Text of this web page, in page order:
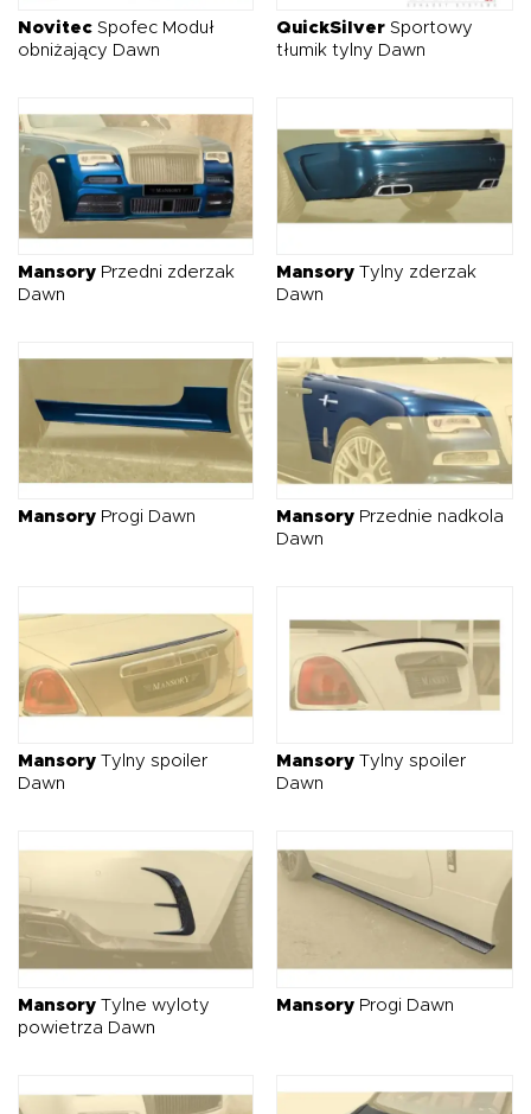
Novitec Spofec Moduł
obniżający Dawn
QuickSilver Sportowy
tłumik tylny Dawn
Mansory Przedni zderzak
Dawn
Mansory Tylny zderzak
Dawn
Mansory Progi Dawn Mansory Przednie nadkola
Dawn
Mansory Tylny spoiler
Dawn
Mansory Tylny spoiler
Dawn
Mansory Tylne wyloty
powietrza Dawn
Mansory Progi Dawn